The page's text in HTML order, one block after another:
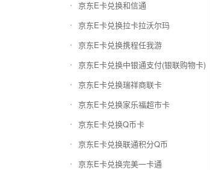
京东E卡兑换和信通
京东E卡兑换拉卡拉沃尔玛
京东E卡兑换携程任我游
京东E卡兑换中银通支付(银联购物卡)
京东E卡兑换瑞祥商联卡
京东E卡兑换家乐福超市卡
京东E卡兑换Q币卡
京东E卡兑换联通积分Q币
京东E卡兑换完美一卡通